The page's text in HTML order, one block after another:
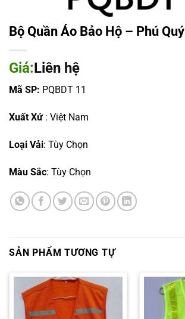
Bộ Quần Áo Bảo Hộ – Phú Quý
Giá:Liên hệ
Mã SP: PQBDT 11
Xuất Xứ: Việt Nam
Loại Vải: Tùy Chọn
Màu Sắc: Tùy Chọn
SẢN PHẨM TƯƠNG TỰ